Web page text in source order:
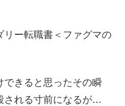
リー転職書＜ファグマの
できると思ったその瞬
される寸前になるが…